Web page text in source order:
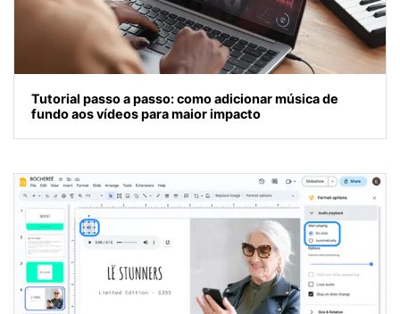
Tutorial passo a passo: como adicionar música de
fundo aos vídeos para maior impacto